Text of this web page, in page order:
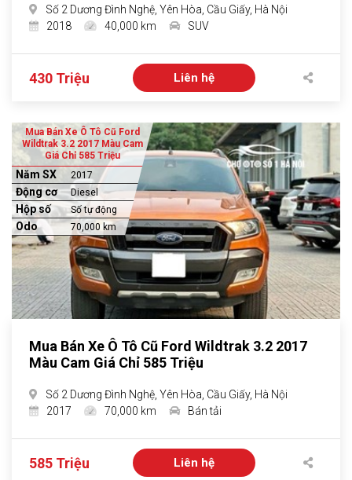
Số 2 Dương Đình Nghệ, Yên Hòa, Cầu Giấy, Hà Nội
2018
40,000 km SUV
430 Triệu Liên hệ
Mua Bán Xe Ô Tô Cũ Ford
Wildtrak 3.2 2017 Màu Cam
Giá Chỉ 585 Triệu
Năm SX 2017
Động cơ Diesel
Hộp số Số tự động
Odo 70,000 km
Mua Bán Xe Ô Tô Cũ Ford Wildtrak 3.2 2017
Màu Cam Giá Chỉ 585 Triệu
Số 2 Dương Đình Nghệ, Yên Hòa, Cầu Giấy, Hà Nội
2017
70,000 km Bán tải
585 Triệu Liên hệ